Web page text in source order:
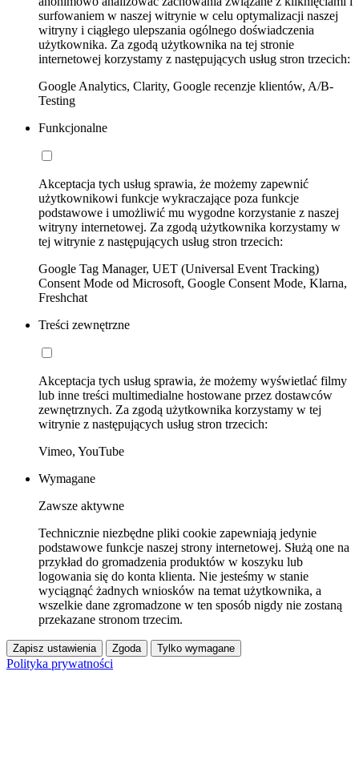
surfowaniem w naszej witrynie w celu optymalizacji naszej
witryny i ciągłego ulepszania ogólnego doświadczenia
użytkownika. Za zgodą użytkownika na tej stronie
internetowej korzystamy z następujących usług stron trzecich:
Google Analytics, Clarity, Google recenzje klientów, A/B-
Testing
Funkcjonalne
Akceptacja tych usług sprawia, że możemy zapewnić
użytkownikowi funkcje wykraczające poza funkcje
podstawowe i umożliwić mu wygodne korzystanie z naszej
witryny internetowej. Za zgodą użytkownika korzystamy w
tej witrynie z następujących usług stron trzecich:
Google Tag Manager, UET (Universal Event Tracking)
Consent Mode od Microsoft, Google Consent Mode, Klarna,
Freshchat
Treści zewnętrzne
Akceptacja tych usług sprawia, że możemy wyświetlać filmy
lub inne treści multimedialne hostowane przez dostawców
zewnętrznych. Za zgodą użytkownika korzystamy w tej
witrynie z następujących usług stron trzecich:
Vimeo, YouTube
Wymagane
Zawsze aktywne
Technicznie niezbędne pliki cookie zapewniają jedynie
podstawowe funkcje naszej strony internetowej. Służą one na
przykład do gromadzenia produktów w koszyku lub
logowania się do konta klienta. Nie jesteśmy w stanie
wyciągnąć żadnych wniosków na temat użytkownika, a
wszelkie dane zgromadzone w ten sposób nigdy nie zostaną
przekazane stronom trzecim.
Zapisz ustawienia Zgoda Tylko wymagane
Polityka prywatności